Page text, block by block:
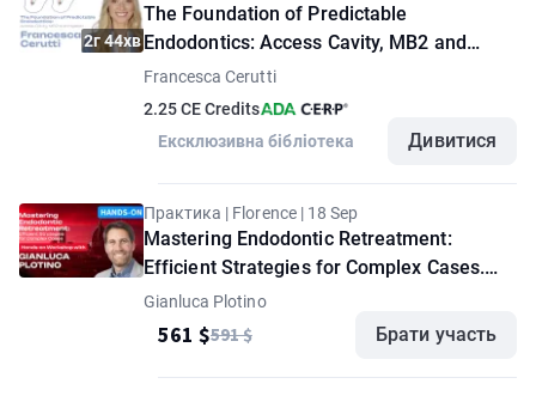
2г 44хв
The Foundation of Predictable
Endodontics: Access Cavity, MB2 and
Irrigation
Francesca Cerutti
2.25 CE Credits
Ексклюзивна бібліотека
Дивитися
Практика | Florence | 18 Sep
Mastering Endodontic Retreatment:
Efficient Strategies for Complex Cases.
Hands-on Workshop with Gianluca Plotino
Gianluca Plotino
561 $591 $ Брати участь